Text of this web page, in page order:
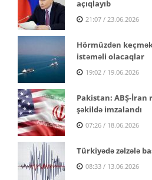
açıqlayıb
21:07 / 23.06.2026
Hörmüzdən
istəməli olacaqlar
19:02 / 19.06.2026
Pakistan: ABŞ-
şəkildə imzalandı
07:26 / 18.06.2026
Türkiyədə zəlzələ
08:33 / 13.06.2026